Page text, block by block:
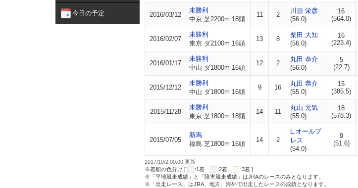
今日の予定 2016/03/12
未勝利
中京 芝2200m 18頭
11 2
川須 栄彦
(56.0)
16
(564.0)
2016/02/07
未勝利
東京 ダ2100m 16頭
13 8
柴田 大知
(56.0)
16
(223.4)
2016/01/17
未勝利
中山 ダ1800m 16頭
12 2
丸田 恭介
(56.0)
5
(22.7)
2015/12/12
未勝利
中山 ダ1800m 16頭
9 16
丸田 恭介
(55.0)
15
(385.5)
2015/11/28
未勝利
東京 芝1800m 18頭
14 11
丸山 元気
(55.0)
18
(578.3)
2015/07/05
新馬
福島 芝1800m 16頭
14 2
L.オールプ
レス
(54.0)
9
(51.6)
2017/10/2 00:00 更新
※着順の色分け [
:1着 :2着
:3着 ]
※「平地競走成績」と「障害競走成績」はJRAのレースのみとなります。
※「出走レース」はJRA、地方、海外で出走したレースの成績となります。